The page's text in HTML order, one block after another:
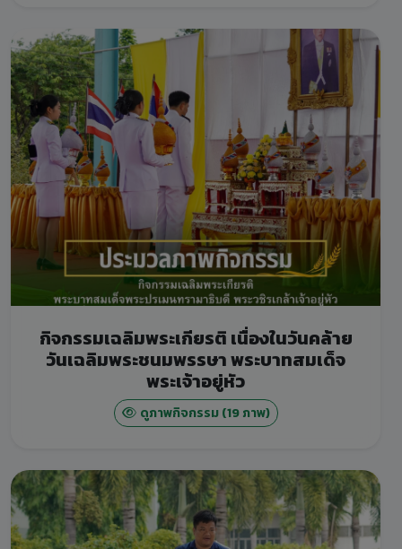
กิจกรรมเฉลิมพระเกียรติ เนื่องในวันคล้าย
วันเฉลิมพระชนมพรรษา พระบาทสมเด็จ
พระเจ้าอยู่หัว
ดูภาพกิจกรรม (19 ภาพ)